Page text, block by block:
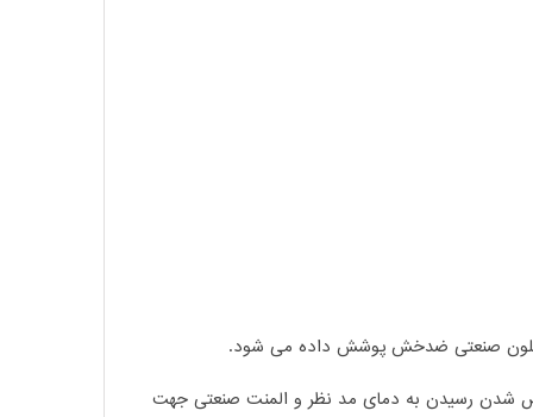
تفلون صنعتی ضدخش پوشش داده می شود.
شدن رسیدن به دمای مد نظر و المنت صنعتی جهت